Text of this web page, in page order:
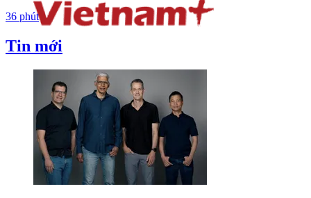
36 phút
Tin mới